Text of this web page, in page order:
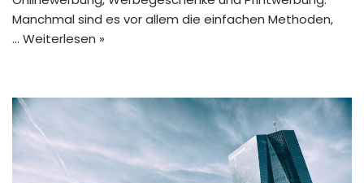
Manchmal sind es vor allem die einfachen Methoden,
… Weiterlesen »